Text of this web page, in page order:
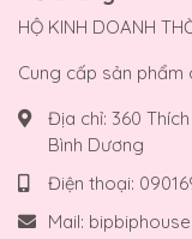
HỘ KINH DOANH
Cung cấp sản
Địa chỉ: 360
Bình Dương
Điện thoại:
Mail: